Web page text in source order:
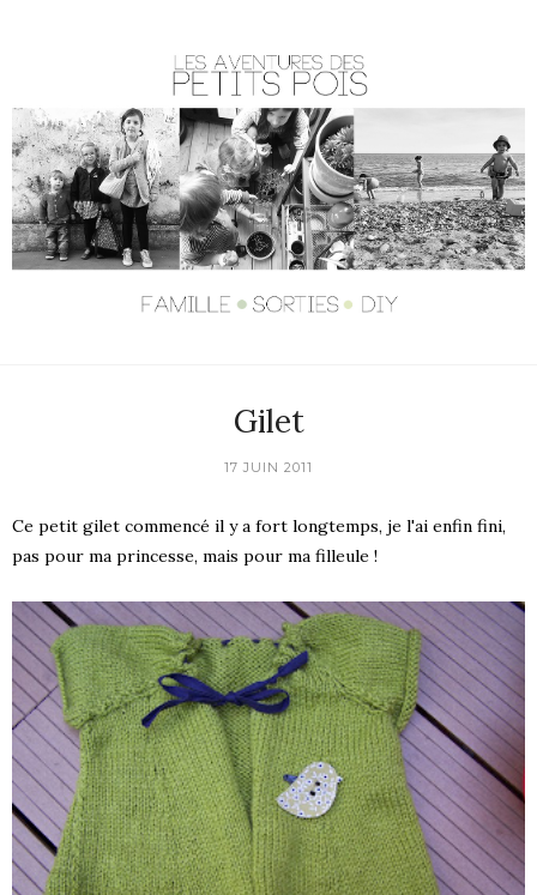
Gilet
17 JUIN 2011
Ce petit gilet commencé il y a fort longtemps, je l'ai enfin fini,
pas pour ma princesse, mais pour ma filleule !